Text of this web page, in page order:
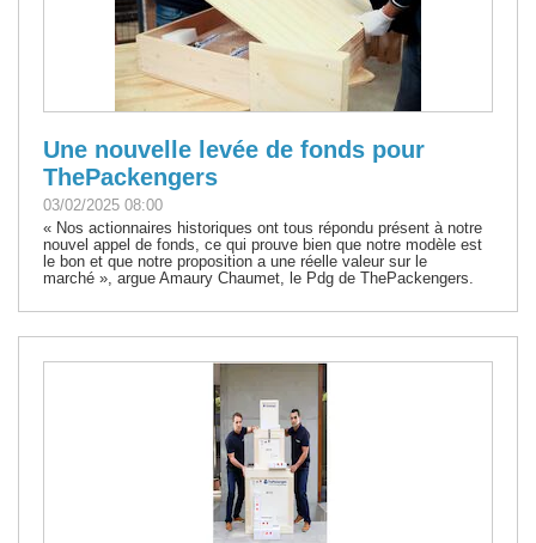
Une nouvelle levée de fonds pour
ThePackengers
03/02/2025 08:00
« Nos actionnaires historiques ont tous répondu présent à notre
nouvel appel de fonds, ce qui prouve bien que notre modèle est
le bon et que notre proposition a une réelle valeur sur le
marché », argue Amaury Chaumet, le Pdg de ThePackengers.